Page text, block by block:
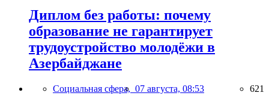
Диплом без работы: почему
образование не гарантирует
трудоустройство молодёжи в
Азербайджане
Социальная сфера, 07 августа, 08:53 621